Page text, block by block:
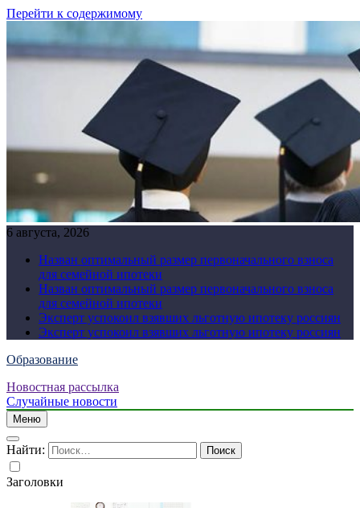
Перейти к содержимому
6 августа, 2026
Назван оптимальный размер первоначального взноса
для семейной ипотеки
Назван оптимальный размер первоначального взноса
для семейной ипотеки
Эксперт успокоил взявших льготную ипотеку россиян
Эксперт успокоил взявших льготную ипотеку россиян
Образование
Новостная рассылка
Случайные новости
Меню
Найти:
Заголовки